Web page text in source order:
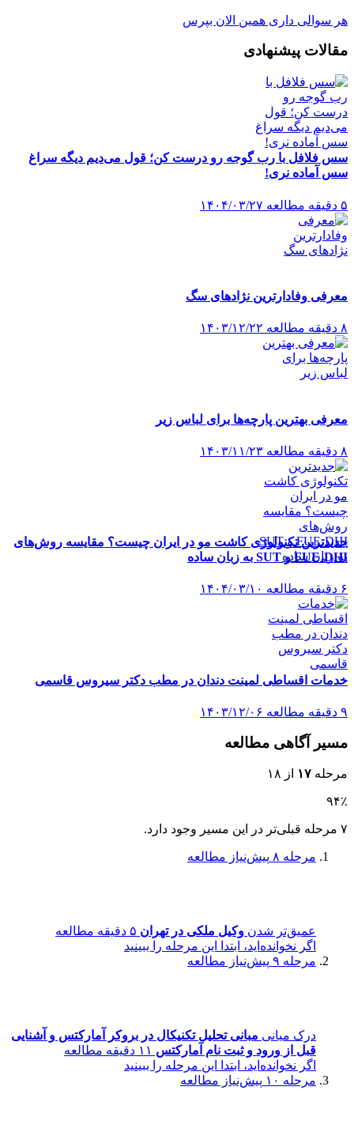
هر سوالی داری همین الان بپرس
مقالات پیشنهادی
سس فلافل با رب گوجه رو درست کن؛ قول می‌دیم دیگه سراغ
سس آماده نری!
۵ دقیقه مطالعه ۱۴۰۴/۰۳/۲۷
معرفی وفادارترین نژادهای سگ
۸ دقیقه مطالعه ۱۴۰۳/۱۲/۲۲
معرفی بهترین پارچه‌ها برای لباس زیر
۸ دقیقه مطالعه ۱۴۰۳/۱۱/۲۳
جدیدترین تکنولوژی کاشت مو در ایران چیست؟ مقایسه روش‌های
FUE،DHI و SUT به زبان ساده
۶ دقیقه مطالعه ۱۴۰۴/۰۳/۱۰
خدمات اقساطی لمینت دندان در مطب دکتر سیروس قاسمی
۹ دقیقه مطالعه ۱۴۰۳/۱۲/۰۶
مسیر آگاهی مطالعه
مرحله ۱۷ از ۱۸
۹۴٪
۷ مرحله قبلی‌تر در این مسیر وجود دارد.
مرحله ۸ پیش‌نیاز مطالعه
عمیق‌تر شدن وکیل ملکی در تهران ۵ دقیقه مطالعه
اگر نخوانده‌اید، ابتدا این مرحله را ببینید
مرحله ۹
پیش‌نیاز مطالعه
درک میانی مبانی تحلیل تکنیکال در بروکر آمارکتس و آشنایی
قبل از ورود و ثبت نام آمارکتس ۱۱ دقیقه مطالعه
اگر نخوانده‌اید، ابتدا این مرحله را ببینید
مرحله ۱۰
پیش‌نیاز مطالعه